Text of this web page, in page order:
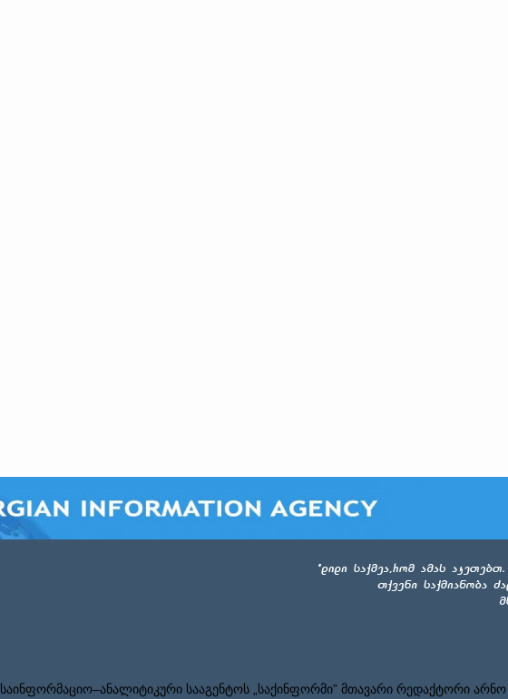
საინფორმაციო–ანალიტიკური სააგენტოს „საქინფორმი” მთავარი რედაქტორი